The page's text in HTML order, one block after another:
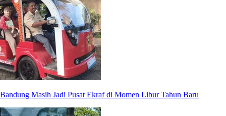
Bandung Masih Jadi Pusat Ekraf di Momen Libur Tahun Baru